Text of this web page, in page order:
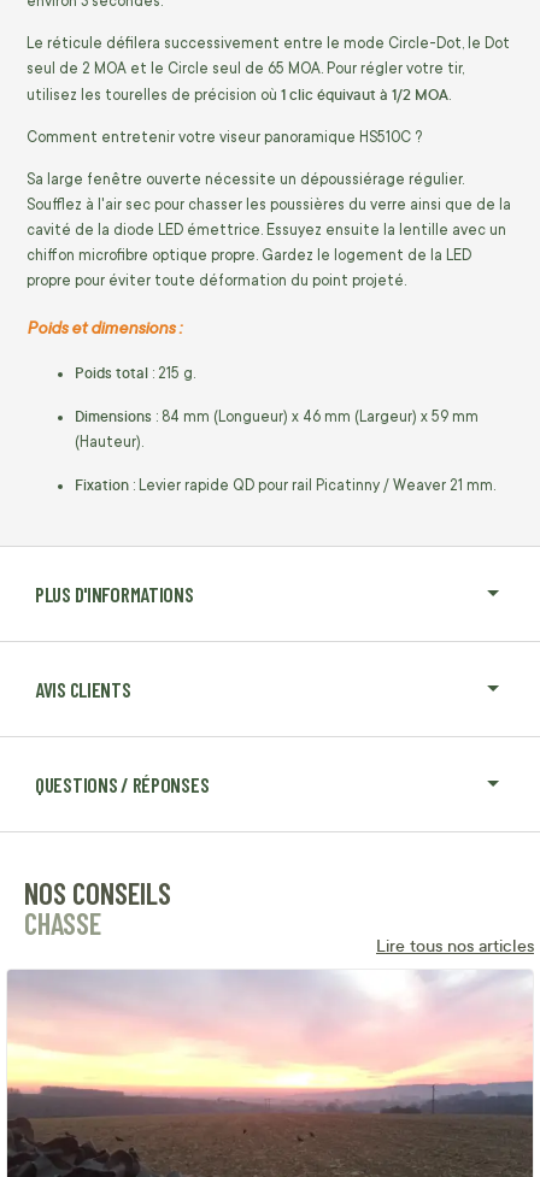
PLUS D'INFORMATIONS
AVIS CLIENTS
QUESTIONS / RÉPONSES
Le réticule défilera successivement entre le mode Circle-Dot, le Dot
seul de 2 MOA et le Circle seul de 65 MOA. Pour régler votre tir,
utilisez les tourelles de précision où 1 clic équivaut à 1/2 MOA.
Comment entretenir votre viseur panoramique HS510C ?
Sa large fenêtre ouverte nécessite un dépoussiérage régulier.
Soufflez à l'air sec pour chasser les poussières du verre ainsi que de la
cavité de la diode LED émettrice. Essuyez ensuite la lentille avec un
chiffon microfibre optique propre. Gardez le logement de la LED
propre pour éviter toute déformation du point projeté.
Poids et dimensions :
Poids total : 215 g.
Dimensions : 84 mm (Longueur) x 46 mm (Largeur) x 59 mm
(Hauteur).
Fixation : Levier rapide QD pour rail Picatinny / Weaver 21 mm.
NOS CONSEILS
CHASSE
Lire tous nos articles